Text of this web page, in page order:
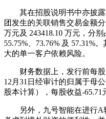
其在招股说明书中亦披露
团发生的关联销售交易金额
万元及 243418.10 万元，分
55.75%、73.76% 及 57.31%
大的单一客户依赖风险。
财务数据上，发行前每股
12月31日经审计的归属于母
股本计算），每股收益-65.71
另外，九号智能在进行A